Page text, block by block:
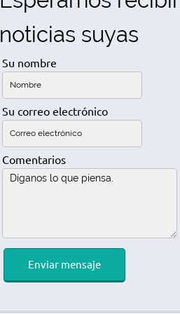
noticias suyas
Su nombre
Su correo electrónico
Comentarios
Enviar mensaje